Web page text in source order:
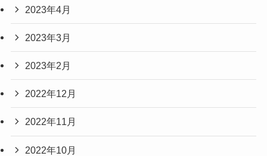
2023年4月
2023年3月
2023年2月
2022年12月
2022年11月
2022年10月